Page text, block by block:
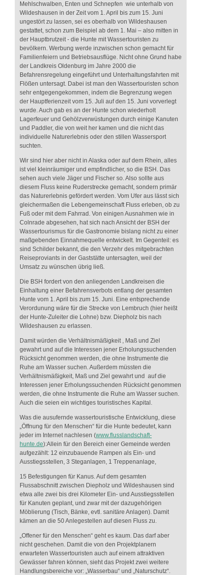
Mehlschwalben, Enten und Schnepfen wie unterhalb von
Wildeshausen in der Zeit vom 1. April bis zum 15. Juni
ungestört zu lassen, sei es oberhalb von Wildeshausen
gestattet, schon zum Beispiel ab dem 1. Mai – also mitten in
der Hauptbrutzeit - die Hunte mit Wassertouristen zu
bevölkern. Werbung werde inzwischen schon gemacht für
Familienfeiern und Betriebsausflüge. Nicht ohne Grund habe
der Landkreis Oldenburg im Jahre 2000 die
Befahrensregelung eingeführt und Unterhaltungsfahrten mit
Flößen untersagt. Dabei ist man den Wassertouristen schon
sehr entgegengekommen, indem die Begrenzung wegen
der Hauptferienzeit vom 15. Juli auf den 15. Juni vorverlegt
wurde. Auch gab es an der Hunte schon wiederholt
Lagerfeuer und Gehölzverwüstungen durch einige Kanuten
und Paddler, die von weit her kamen und die nicht das
individuelle Naturerlebnis oder den stillen Wassersport
suchten.
Wir sind hier aber nicht in Alaska oder auf dem Rhein, alles
ist viel kleinräumiger und empfindlicher, so die BSH. Das
sehen auch viele Jäger und Fischer so. Also sollte aus
diesem Fluss keine Ruderstrecke gemacht, sondern primär
das Naturerlebnis gefördert werden. Vom Ufer aus lässt sich
gleichermaßen die Lebengemeinschaft Fluss erleben, ob zu
Fuß oder mit dem Fahrrad. Von einigen Ausnahmen wie in
Colnrade abgesehen, hat sich nach Ansicht der BSH der
Wassertourismus für die Gastronomie bislang nicht zu einer
maßgebenden Einnahmequelle entwickelt. Im Gegenteil: es
sind Schilder bekannt, die den Verzehr des mitgebrachten
Reiseproviants in der Gaststätte untersagten, weil der
Umsatz zu wünschen übrig ließ.
Die BSH fordert von den anliegenden Landkreisen die
Einhaltung einer Befahrensverbots entlang der gesamten
Hunte vom 1. April bis zum 15. Juni. Eine entsprechende
Verordunung wäre für die Strecke von Lembruch (hier heißt
der Hunte-Zuleiter die Lohne) bzw. Diepholz bis nach
Wildeshausen zu erlassen.
Damit würden die Verhältnismäßigkeit , Maß und Ziel
gewahrt und auf die Interessen jener Erholungssuchenden
Rücksicht genommen werden, die ohne Instrumente die
Ruhe am Wasser suchen. Außerdem müssten die
Verhältnismäßigkeit, Maß und Ziel gewahrt und auf die
Interessen jener Erholungssuchenden Rücksicht genommen
werden, die ohne Instrumente die Ruhe am Wasser suchen.
Auch die seien ein wichtiges touristisches Kapital.
Was die ausufernde wassertouristische Entwicklung, diese
„Öffnung für den Menschen“ für die Hunte bedeutet, kann
jeder im Internet nachlesen (www.flusslandschaft-
hunte.de):Allein für den Bereich einer Gemeinde werden
aufgezählt: 12 einzubauende Rampen als Ein- und
Ausstiegsstellen, 3 Steganlagen, 1 Treppenanlage,
15 Befestigungen für Kanus. Auf dem gesamten
Flussabschnitt zwischen Diepholz und Wildeshausen sind
etwa alle zwei bis drei Kilometer Ein- und Ausstiegsstellen
für Kanuten geplant, und zwar mit der dazugehörigen
Möblierung (Tisch, Bänke, evtl. sanitäre Anlagen). Damit
kämen an die 50 Anlegestellen auf diesen Fluss zu.
„Offener für den Menschen“ geht es kaum. Das darf aber
nicht geschehen. Damit die von den Projektplanern
erwarteten Wassertouristen auch auf einem attraktiven
Gewässer fahren können, sieht das Projekt zwei weitere
Handlungsbereiche vor: „Wasserbau“ und „Naturschutz“.